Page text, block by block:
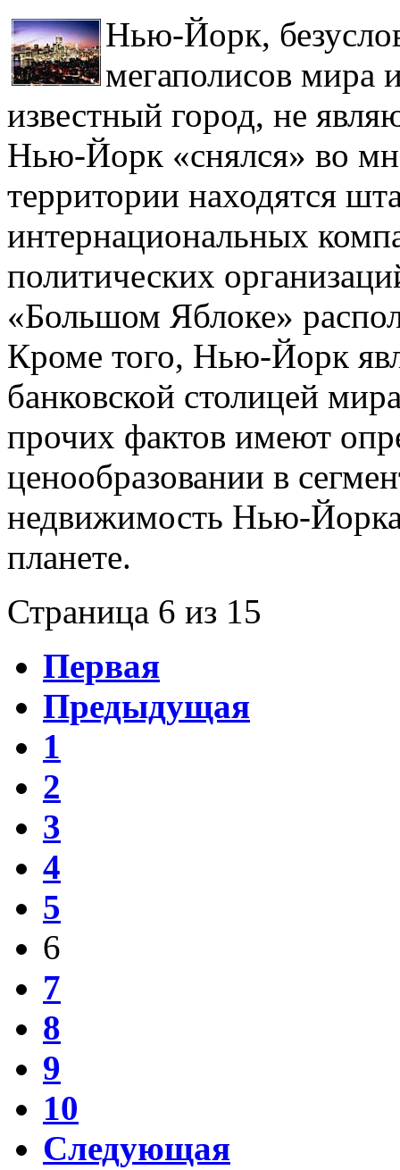
Нью-Йорк,
мегаполисов мира
известный город, не
Нью-Йорк «снялся» во
территории находятся
интернациональных
политических
«Большом Яблоке»
Кроме того, Нью-Йорк
банковской столицей
прочих фактов имеют
ценообразовании в
недвижимость Нью-
планете.
Страница 6 из 15
Первая
Предыдущая
1
2
3
4
5
6
7
8
9
10
Следующая